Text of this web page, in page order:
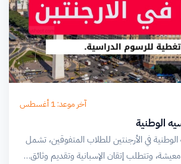
آخر موعد: 1 أغسطس
الوطنية
في الأرجنتين للطلاب المتفوقين، تشمل
وتتطلب إتقان الإسبانية وتقديم وثائق…